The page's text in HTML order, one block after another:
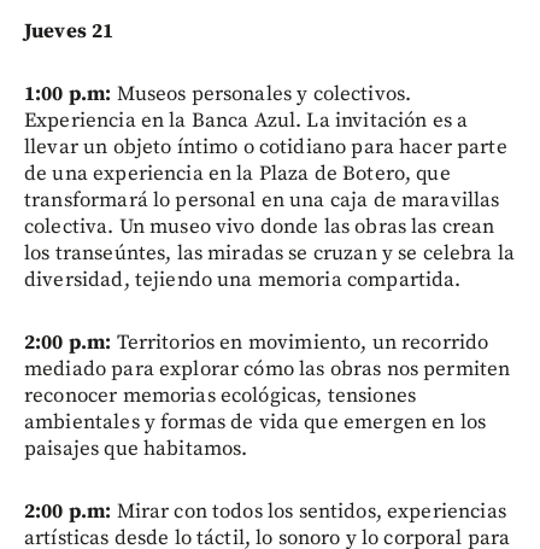
Jueves 21
1:00 p.m: Museos personales y colectivos.
Experiencia en la Banca Azul. La invitación es a
llevar un objeto íntimo o cotidiano para hacer parte
de una experiencia en la Plaza de Botero, que
transformará lo personal en una caja de maravillas
colectiva. Un museo vivo donde las obras las crean
los transeúntes, las miradas se cruzan y se celebra la
diversidad, tejiendo una memoria compartida.
2:00 p.m: Territorios en movimiento, un recorrido
mediado para explorar cómo las obras nos permiten
reconocer memorias ecológicas, tensiones
ambientales y formas de vida que emergen en los
paisajes que habitamos.
2:00 p.m: Mirar con todos los sentidos, experiencias
artísticas desde lo táctil, lo sonoro y lo corporal para